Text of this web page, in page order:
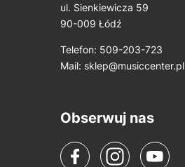
ul. Sienkiewicza 59
90-009 Łódź
Telefon: 509-203-723
Mail: sklep@musiccenter.pl
Obserwuj nas